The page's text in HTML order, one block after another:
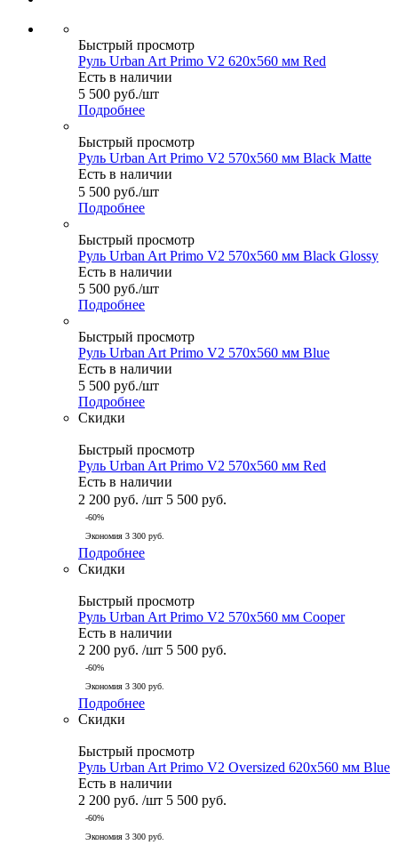
Быстрый просмотр
Руль Urban Art Primo V2 620x560 мм Red
Есть в наличии
5 500 руб./шт
Подробнее
Быстрый просмотр
Руль Urban Art Primo V2 570x560 мм Black Matte
Есть в наличии
5 500 руб./шт
Подробнее
Быстрый просмотр
Руль Urban Art Primo V2 570x560 мм Black Glossy
Есть в наличии
5 500 руб./шт
Подробнее
Быстрый просмотр
Руль Urban Art Primo V2 570x560 мм Blue
Есть в наличии
5 500 руб./шт
Подробнее
Скидки
Быстрый просмотр
Руль Urban Art Primo V2 570x560 мм Red
Есть в наличии
2 200 руб. /шт 5 500 руб.
-60%
Экономия 3 300 руб.
Подробнее
Скидки
Быстрый просмотр
Руль Urban Art Primo V2 570x560 мм Cooper
Есть в наличии
2 200 руб. /шт 5 500 руб.
-60%
Экономия 3 300 руб.
Подробнее
Скидки
Быстрый просмотр
Руль Urban Art Primo V2 Oversized 620x560 мм Blue
Есть в наличии
2 200 руб. /шт 5 500 руб.
-60%
Экономия 3 300 руб.